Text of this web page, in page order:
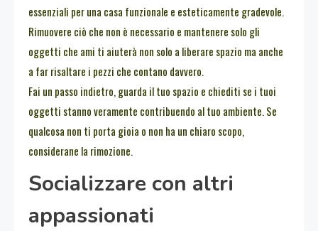
essenziali per una casa funzionale e esteticamente gradevole.
Rimuovere ciò che non è necessario e mantenere solo gli
oggetti che ami ti aiuterà non solo a liberare spazio ma anche
a far risaltare i pezzi che contano davvero.
Fai un passo indietro, guarda il tuo spazio e chiediti se i tuoi
oggetti stanno veramente contribuendo al tuo ambiente. Se
qualcosa non ti porta gioia o non ha un chiaro scopo,
considerane la rimozione.
Socializzare con altri
appassionati